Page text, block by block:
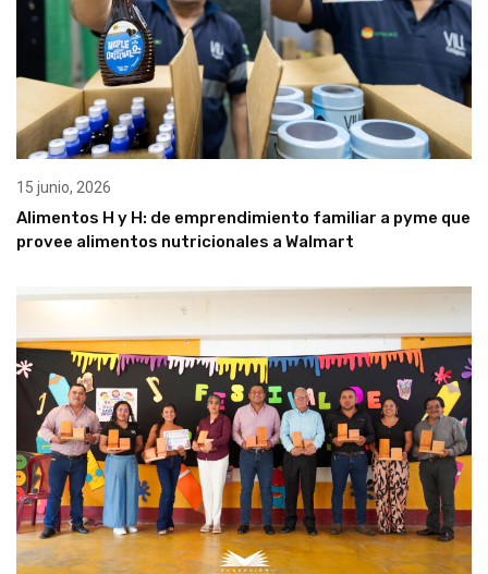
15 junio, 2026
Alimentos H y H: de emprendimiento familiar a pyme que
provee alimentos nutricionales a Walmart